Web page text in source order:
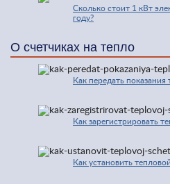
Сколько стоит 1 кВт
году?
О счетчиках на тепло
Как передать показания
Как зарегистрировать
Как установить